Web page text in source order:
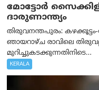
മോട്ടോര്‍
ദാരുണാന്ത്യം
തിരുവനന്തപുരം:
ഞായറാഴ്ച രാവിലെ
മുറിച്ചുകടക്കുന്നതിനിടെ...
KERALA